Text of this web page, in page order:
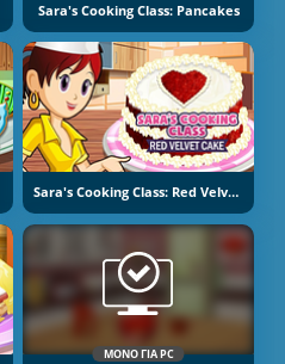
Sara's Cooking Class: Pancakes
Sara's Cooking Class: Red Velvet Cake
ΜΌΝΟ ΓΙΑ PC